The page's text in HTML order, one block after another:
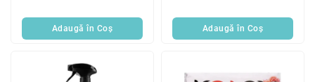
Adaugă în Coş Adaugă în Coş